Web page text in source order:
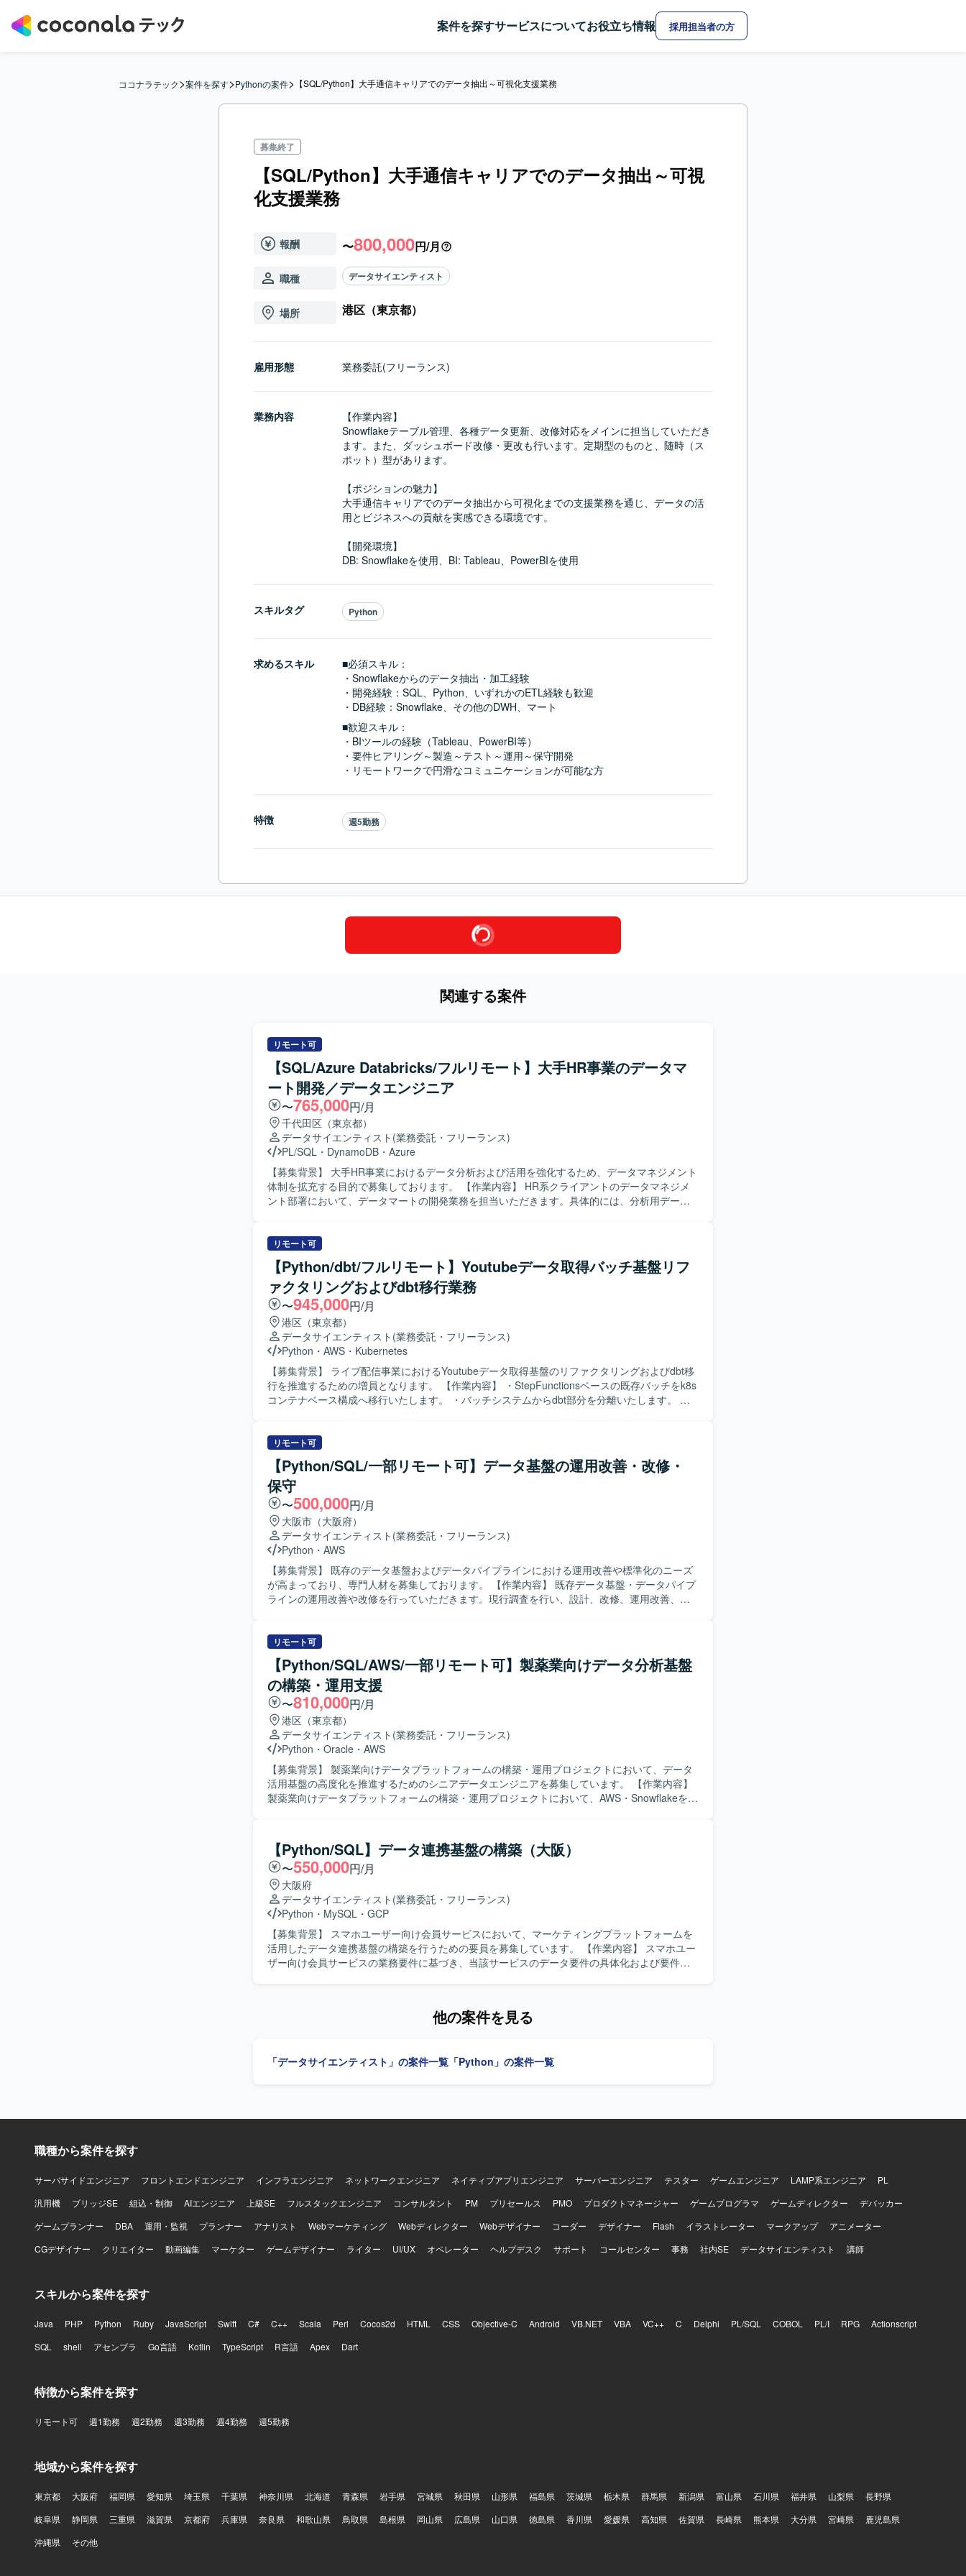
案件を探すサービスについてお役立ち情報 採用担当者の方
ココナラテック>案件を探す>Pythonの案件> 【SQL/Python】大手通信キャリアでのデータ抽出～可視化支援業務
募集終了
【SQL/Python】大手通信キャリアでのデータ抽出～可視
化支援業務
報酬 〜800,000円/月
職種 データサイエンティスト
場所 港区（東京都）
雇用形態 業務委託(フリーランス)
業務内容
【作業内容】
Snowflakeテーブル管理、各種データ更新、改修対応をメインに担当していただき
ます。また、ダッシュボード改修・更改も行います。定期型のものと、随時（ス
ポット）型があります。
【ポジションの魅力】
大手通信キャリアでのデータ抽出から可視化までの支援業務を通じ、データの活
用とビジネスへの貢献を実感できる環境です。
【開発環境】
DB: Snowflakeを使用、BI: Tableau、PowerBIを使用
スキルタグ Python
求めるスキル
■必須スキル：
・Snowflakeからのデータ抽出・加工経験
・開発経験：SQL、Python、いずれかのETL経験も歓迎
・DB経験：Snowflake、その他のDWH、マート
■歓迎スキル：
・BIツールの経験（Tableau、PowerBI等）
・要件ヒアリング～製造～テスト～運用～保守開発
・リモートワークで円滑なコミュニケーションが可能な方
特徴 週5勤務
関連する案件
リモート可
【SQL/Azure Databricks/フルリモート】大手HR事業のデータマ
ート開発／データエンジニア
〜765,000円/月
千代田区（東京都）
データサイエンティスト (業務委託・フリーランス)
PL/SQL ・ DynamoDB ・ Azure
【募集背景】 大手HR事業におけるデータ分析および活用を強化するため、データマネジメント
体制を拡充する目的で募集しております。 【作業内容】 HR系クライアントのデータマネジメ
ント部署において、データマートの開発業務を担当いただきます。具体的には、分析用データ
ンにご担当いただきつつ、データ要件の定義や必要に応じた調査業務も一部お任せいたしま
す。 【求める人物像】 自らドメイン知識などの情報収集を行い、主体的にデータエンジニアと
しての業務を推進できる方を求めております。また、周囲と適切にコミュニケーションをとり
ながら抽象的な課題を整理し、解決に導くスタンスをお持ちの方が望ましいです。 【ポジショ
ンの魅力】 大手HR事業のデータ分析・活用プロジェクトに参画し、クラウドDWHや最新のデ
ータ基盤技術を用いたデータマート開発に携わることができます。多様なデータソースを扱う
環境で、大量データのハンドリングやワークフロー構築を通じて、データエンジニアとしての
専門性を高めることができるポジションです。 【開発環境】 インフラはAzureをメインに、
AWSやGoogle Cloudを利用しております。データベースとしてAzure Databricks、Amazon
Redshift、BigQueryを使用し、ワークフローにはAirflowおよびdbtを採用しております。コミュ
ニケーションにはOutlook、Teams、Slack、Backlogを利用しております。
リモート可
【Python/dbt/フルリモート】Youtubeデータ取得バッチ基盤リフ
ァクタリングおよびdbt移行業務
〜945,000円/月
港区（東京都）
データサイエンティスト (業務委託・フリーランス)
Python ・ AWS ・ Kubernetes
【募集背景】 ライブ配信事業におけるYoutubeデータ取得基盤のリファクタリングおよびdbt移
行を推進するための増員となります。 【作業内容】 ・StepFunctionsベースの既存バッチをk8s
コンテナベース構成へ移行いたします。 ・バッチシステムからdbt部分を分離いたします。 ・
既存システムの構造を理解しながら主体的に改善提案ができる方を求めております。 ・バッチ
処理やデータ基盤に関する知見を活かし、周囲と連携しながら業務を進められる方を求めてお
ります。 【ポジションの魅力】 ・ライブ配信事業におけるデータ基盤の中核部分の改善に携わ
ることができます。 ・k8sコンテナベース構成やdbtなどモダンなデータ基盤技術に関わる経験
リモート可
【Python/SQL/一部リモート可】データ基盤の運用改善・改修・
保守
〜500,000円/月
大阪市（大阪府）
データサイエンティスト (業務委託・フリーランス)
Python ・ AWS
【募集背景】 既存のデータ基盤およびデータパイプラインにおける運用改善や標準化のニーズ
が高まっており、専門人材を募集しております。 【作業内容】 既存データ基盤・データパイプ
ラインの運用改善や改修を行っていただきます。現行調査を行い、設計、改修、運用改善、ド
走力をお持ちの方を求めております。運用改善や標準化に主体的に取り組み、関係者と連携し
ながらドキュメント整備やノウハウ共有を進めていただける方が望ましいです。また、自動化
や効率化、AI 活用など新しい取り組みに前向きに取り組んでいただける方を歓迎いたします。
【ポジションの魅力】 データ基盤およびデータパイプラインの運用改善から標準化検討まで幅
広い工程に関わることができ、全体最適を意識した改善活動に携わることができます。ドキュ
メント整備や仕組み化を通じて、組織全体のデータ活用の高度化に貢献していただけるポジシ
ョンです。 【開発環境】 クラウド環境として AWS 等を利用したデータ基盤上で、SQL や
Python を用いたデータ処理およびデータパイプラインの設計・実装・運用を行っていただきま
す。dbt などのツールを用いた運用や標準化にも取り組んでいただく想定です。
リモート可
【Python/SQL/AWS/一部リモート可】製薬業向けデータ分析基盤
の構築・運用支援
〜810,000円/月
港区（東京都）
データサイエンティスト (業務委託・フリーランス)
Python ・ Oracle ・ AWS
【募集背景】 製薬業向けデータプラットフォームの構築・運用プロジェクトにおいて、データ
活用基盤の高度化を推進するためのシニアデータエンジニアを募集しています。 【作業内容】
製薬業向けデータプラットフォームの構築・運用プロジェクトにおいて、AWS・Snowflakeを活
型データウェアハウスとモダンデータスタック双方の知見を活かしながら、データ活用基盤の
高度化を推進していただきます。関係者と連携しながらデータ統合およびデータ活用基盤の構
築を推進していただきます。 【求める人物像】 大規模データ処理やデータパイプライン設計に
主体的に取り組み、関係者と連携しながらデータ活用基盤の高度化をリードしていただける方
を求めています。 【ポジションの魅力】 製薬業向けのデータ分析基盤において、従来型データ
ウェアハウスとモダンデータスタックを組み合わせた先進的なデータプラットフォーム構築に
関わることができ、データエンジニアとしての専門性を高めていただけます。 【開発環境】
AWS、Snowflake、Databricks、DBT、Fivetran、Oracle、Python、PL/SQLなどを用いたデー
タプラットフォーム環境です。
【Python/SQL】データ連携基盤の構築（大阪）
〜550,000円/月
大阪府
データサイエンティスト (業務委託・フリーランス)
Python ・ MySQL ・ GCP
【募集背景】 スマホユーザー向け会員サービスにおいて、マーケティングプラットフォームを
活用したデータ連携基盤の構築を行うための要員を募集しています。 【作業内容】 スマホユー
ザー向け会員サービスの業務要件に基づき、当該サービスのデータ要件の具体化および要件定
コミュニケーションを取りながら主体的に推進出来る方を求めています。要件整理から設計、
の構築に一貫して関わることができ、クラウド環境でのデータエンジニアリングやネットワー
タ連携基盤を構築します。
他の案件を見る
「データサイエンティスト」の案件一覧 「Python」の案件一覧
職種から案件を探す
サーバサイドエンジニア フロントエンドエンジニア インフラエンジニア ネットワークエンジニア ネイティブアプリエンジニア サーバーエンジニア テスター ゲームエンジニア LAMP系エンジニア
PL
汎用機
ブリッジSE 組込・制御 AIエンジニア 上級SE フルスタックエンジニア コンサルタント PM プリセールス PMO プロダクトマネージャー ゲームプログラマ ゲームディレクター
デバッカー
ゲームプランナー
DBA 運用・監視 プランナー アナリスト Webマーケティング Webディレクター Webデザイナー コーダー デザイナー Flash イラストレーター マークアップ
アニメーター
CGデザイナー
クリエイター 動画編集 マーケター ゲームデザイナー ライター UI/UX オペレーター ヘルプデスク サポート コールセンター 事務 社内SE データサイエンティスト 講師
スキルから案件を探す
Java PHP Python Ruby JavaScript Swift C# C++ Scala Perl Cocos2d HTML CSS Objective-C Android VB.NET VBA VC++ C Delphi PL/SQL COBOL PL/I RPG
Actionscript
SQL
shell アセンブラ Go言語 Kotlin TypeScript R言語 Apex Dart
特徴から案件を探す
リモート可 週1勤務 週2勤務 週3勤務 週4勤務 週5勤務
地域から案件を探す
東京都 大阪府 福岡県 愛知県 埼玉県 千葉県 神奈川県 北海道 青森県 岩手県 宮城県 秋田県 山形県 福島県 茨城県 栃木県 群馬県 新潟県 富山県 石川県 福井県 山梨県
長野県
岐阜県
静岡県 三重県 滋賀県 京都府 兵庫県 奈良県 和歌山県 鳥取県 島根県 岡山県 広島県 山口県 徳島県 香川県 愛媛県 高知県 佐賀県 長崎県 熊本県 大分県 宮崎県
鹿児島県
沖縄県
その他